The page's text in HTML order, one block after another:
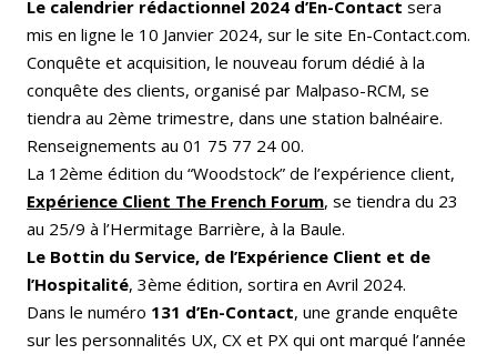
Le calendrier rédactionnel 2024 d’En-Contact sera
mis en ligne le 10 Janvier 2024, sur le site En-Contact.com.
Conquête et acquisition, le nouveau forum dédié à la
conquête des clients, organisé par Malpaso-RCM, se
tiendra au 2ème trimestre, dans une station balnéaire.
Renseignements au 01 75 77 24 00.
La 12ème édition du “Woodstock” de l’expérience client,
Expérience Client The French Forum, se tiendra du 23
au 25/9 à l’Hermitage Barrière, à la Baule.
Le Bottin du Service, de l’Expérience Client et de
l’Hospitalité, 3ème édition, sortira en Avril 2024.
Dans le numéro 131 d’En-Contact, une grande enquête
sur les personnalités UX, CX et PX qui ont marqué l’année